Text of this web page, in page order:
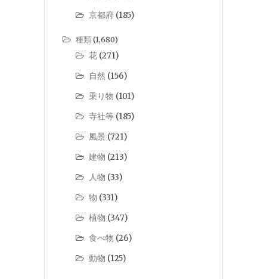
京都府 (185)
種類(1,680)
花 (271)
自然 (156)
乗り物 (101)
寺社等 (185)
風景 (721)
建物 (213)
人物 (33)
物 (331)
植物 (347)
食べ物 (26)
動物 (125)